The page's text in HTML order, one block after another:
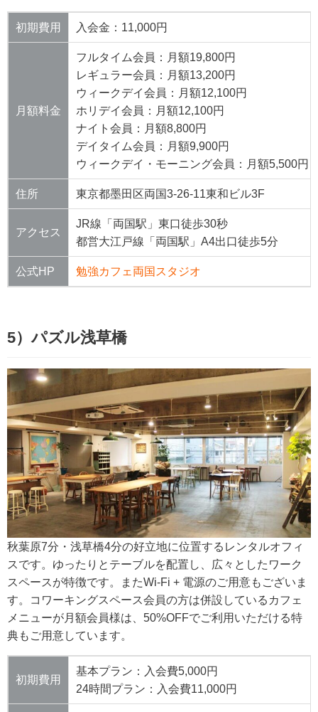
初期費用 入会金：11,000円
月額料金
フルタイム会員：月額19,800円
レギュラー会員：月額13,200円
ウィークデイ会員：月額12,100円
ホリデイ会員：月額12,100円
ナイト会員：月額8,800円
デイタイム会員：月額9,900円
ウィークデイ・モーニング会員：月額5,500円
住所 東京都墨田区両国3-26-11東和ビル3F
アクセス
JR線「両国駅」東口徒歩30秒
都営大江戸線「両国駅」A4出口徒歩5分
公式HP 勉強カフェ両国スタジオ
5）パズル浅草橋
秋葉原7分・浅草橋4分の好立地に位置するレンタルオフィ
スです。ゆったりとテーブルを配置し、広々としたワーク
スペースが特徴です。またWi-Fi + 電源のご用意もございま
す。コワーキングスペース会員の方は併設しているカフェ
メニューが月額会員様は、50%OFFでご利用いただける特
典もご用意しています。
初期費用
基本プラン：入会費5,000円
24時間プラン：入会費11,000円